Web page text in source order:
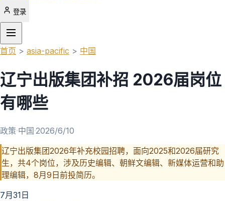
登录
首页 > asia-pacific > 中国
辽宁出版集团补招 2026届岗位
有哪些
政策·中国·2026/6/10
辽宁出版集团2026年补充校园招聘，面向2025和2026届研究
生，共4个岗位，涉及历史编辑、朝鲜文编辑、新媒体运营和助
理编辑，8月9日前投简历。
7月31日